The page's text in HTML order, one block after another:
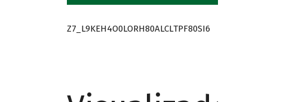
Z7_L9KEH4O0LORH80ALCLTPF80SI6